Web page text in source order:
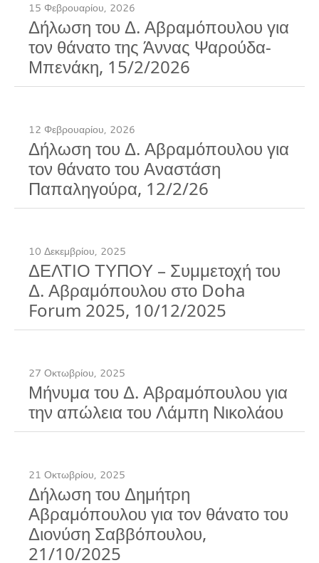
15 Φεβρουαρίου, 2026
Δήλωση του Δ. Αβραμόπουλου για
τον θάνατο της Άννας Ψαρούδα-
Μπενάκη, 15/2/2026
12 Φεβρουαρίου, 2026
Δήλωση του Δ. Αβραμόπουλου για
τον θάνατο του Αναστάση
Παπαληγούρα, 12/2/26
10 Δεκεμβρίου, 2025
ΔΕΛΤΙΟ ΤΥΠΟΥ – Συμμετοχή του
Δ. Αβραμόπουλου στο Doha
Forum 2025, 10/12/2025
27 Οκτωβρίου, 2025
Μήνυμα του Δ. Αβραμόπουλου για
την απώλεια του Λάμπη Νικολάου
21 Οκτωβρίου, 2025
Δήλωση του Δημήτρη
Αβραμόπουλου για τον θάνατο του
Διονύση Σαββόπουλου,
21/10/2025